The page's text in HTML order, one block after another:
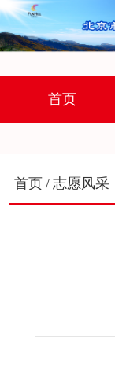
首页
首页 / 志愿风采